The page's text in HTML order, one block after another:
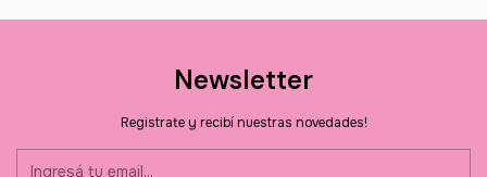
Newsletter
Registrate y recibí nuestras novedades!